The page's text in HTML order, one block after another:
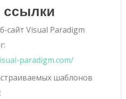
Visual Paradigm
paradigm.com/
шаблонов